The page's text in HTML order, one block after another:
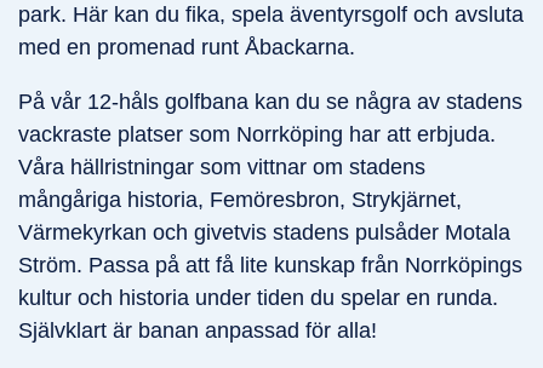
park. Här kan du fika, spela äventyrsgolf och avsluta
med en promenad runt Åbackarna.
På vår 12-håls golfbana kan du se några av stadens
vackraste platser som Norrköping har att erbjuda.
Våra hällristningar som vittnar om stadens
mångåriga historia, Femöresbron, Strykjärnet,
Värmekyrkan och givetvis stadens pulsåder Motala
Ström. Passa på att få lite kunskap från Norrköpings
kultur och historia under tiden du spelar en runda.
Självklart är banan anpassad för alla!